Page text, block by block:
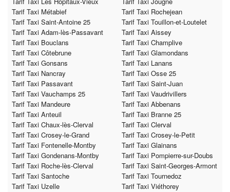
Tarif Taxi Métabief
Tarif Taxi Rochejean
Tarif Taxi Saint-Antoine 25
Tarif Taxi Touillon-et-Loutelet
Tarif Taxi Adam-lès-Passavant
Tarif Taxi Aissey
Tarif Taxi Bouclans
Tarif Taxi Champlive
Tarif Taxi Côtebrune
Tarif Taxi Glamondans
Tarif Taxi Gonsans
Tarif Taxi Lanans
Tarif Taxi Nancray
Tarif Taxi Osse 25
Tarif Taxi Passavant
Tarif Taxi Saint-Juan
Tarif Taxi Vauchamps 25
Tarif Taxi Vaudrivillers
Tarif Taxi Mandeure
Tarif Taxi Abbenans
Tarif Taxi Anteuil
Tarif Taxi Branne 25
Tarif Taxi Chaux-lès-Clerval
Tarif Taxi Clerval
Tarif Taxi Crosey-le-Grand
Tarif Taxi Crosey-le-Petit
Tarif Taxi Fontenelle-Montby
Tarif Taxi Glainans
Tarif Taxi Gondenans-Montby
Tarif Taxi Pompierre-sur-Doubs
Tarif Taxi Roche-lès-Clerval
Tarif Taxi Saint-Georges-Armont
Tarif Taxi Santoche
Tarif Taxi Tournedoz
Tarif Taxi Uzelle
Tarif Taxi Viéthorey